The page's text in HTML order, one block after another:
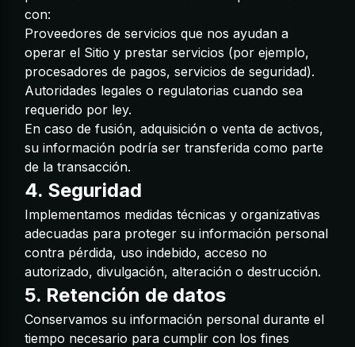
con:
Proveedores de servicios que nos ayudan a
operar el Sitio y prestar servicios (por ejemplo,
procesadores de pagos, servicios de seguridad).
Autoridades legales o regulatorias cuando sea
requerido por ley.
En caso de fusión, adquisición o venta de activos,
su información podría ser transferida como parte
de la transacción.
4. Seguridad
Implementamos medidas técnicas y organizativas
adecuadas para proteger su información personal
contra pérdida, uso indebido, acceso no
autorizado, divulgación, alteración o destrucción.
5. Retención de datos
Conservamos su información personal durante el
tiempo necesario para cumplir con los fines